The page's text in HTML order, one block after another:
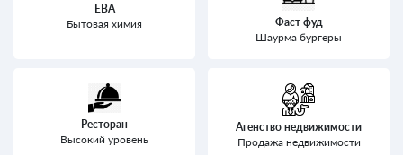
ЕВА
Бытовая химия
Фаст фуд
Шаурма бургеры
Ресторан
Высокий уровень
Агенство недвижимости
Продажа недвижимости